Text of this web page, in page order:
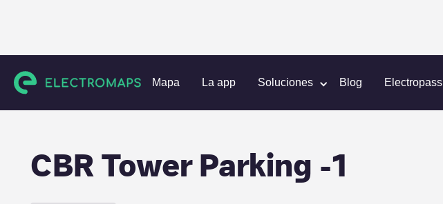
Mapa La app Soluciones Blog Electropass
Estaciones de carga Bélgica Brussel Watermaal-Bosvoorde CBR Tower Parking -1
CBR Tower Parking -1